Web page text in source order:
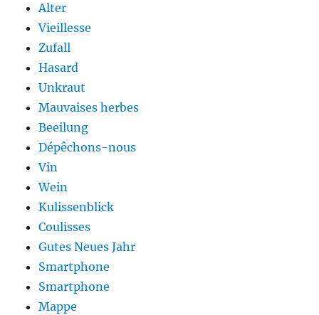
Alter
Vieillesse
Zufall
Hasard
Unkraut
Mauvaises herbes
Beeilung
Dépêchons-nous
Vin
Wein
Kulissenblick
Coulisses
Gutes Neues Jahr
Smartphone
Smartphone
Mappe